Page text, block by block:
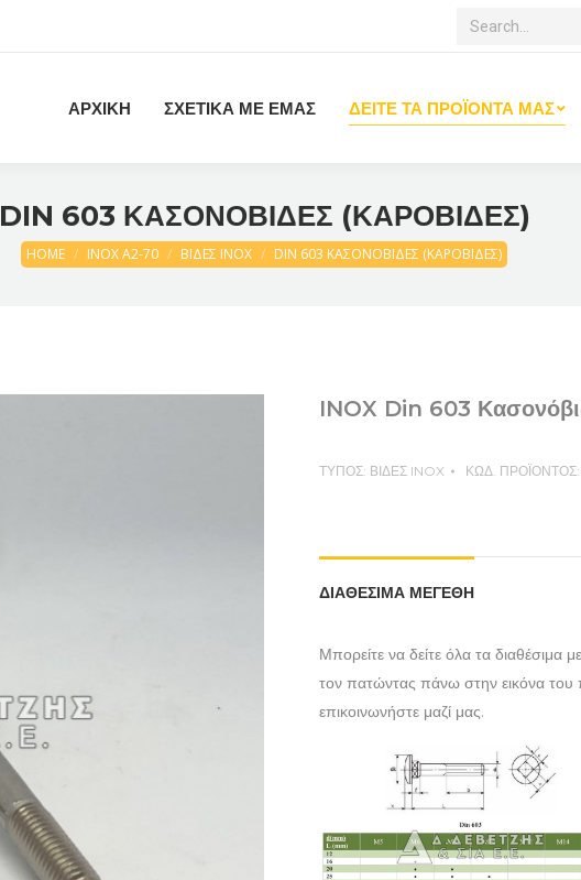
Search:
ΑΡΧΙΚΗ ΣΧΕΤΙΚΑ ΜΕ ΕΜΑΣ ΔΕΙΤΕ ΤΑ ΠΡΟΪΟΝΤΑ ΜΑΣ
DIN 603 ΚΑΣΟΝΟΒΙΔΕΣ (ΚΑΡΟΒΙΔΕΣ)
HOME ΙΝΟΧ Α2-70 ΒΙΔΕΣ INOX DIN 603 ΚΑΣΟΝΟΒΙΔΕΣ (ΚΑΡΟΒΙΔΕΣ)
INOX Din 603
ΤΥΠΟΣ: ΒΙΔΕΣ INOX ΚΩΔ. ΠΡΟΪΟΝΤΟΣ:
ΔΙΑΘΕΣΙΜΑ ΜΕΓΕΘΗ
Μπορείτε να δείτε όλα τα διαθέσιμα
τον πατώντας πάνω στην εικόνα του
επικοινωνήστε μαζί μας.